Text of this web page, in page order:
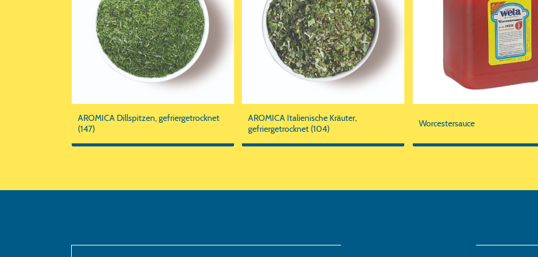
AROMICA Dillspitzen, gefriergetrocknet
(147)
AROMICA Italienische Kräuter,
gefriergetrocknet (104)
Worcestersauce